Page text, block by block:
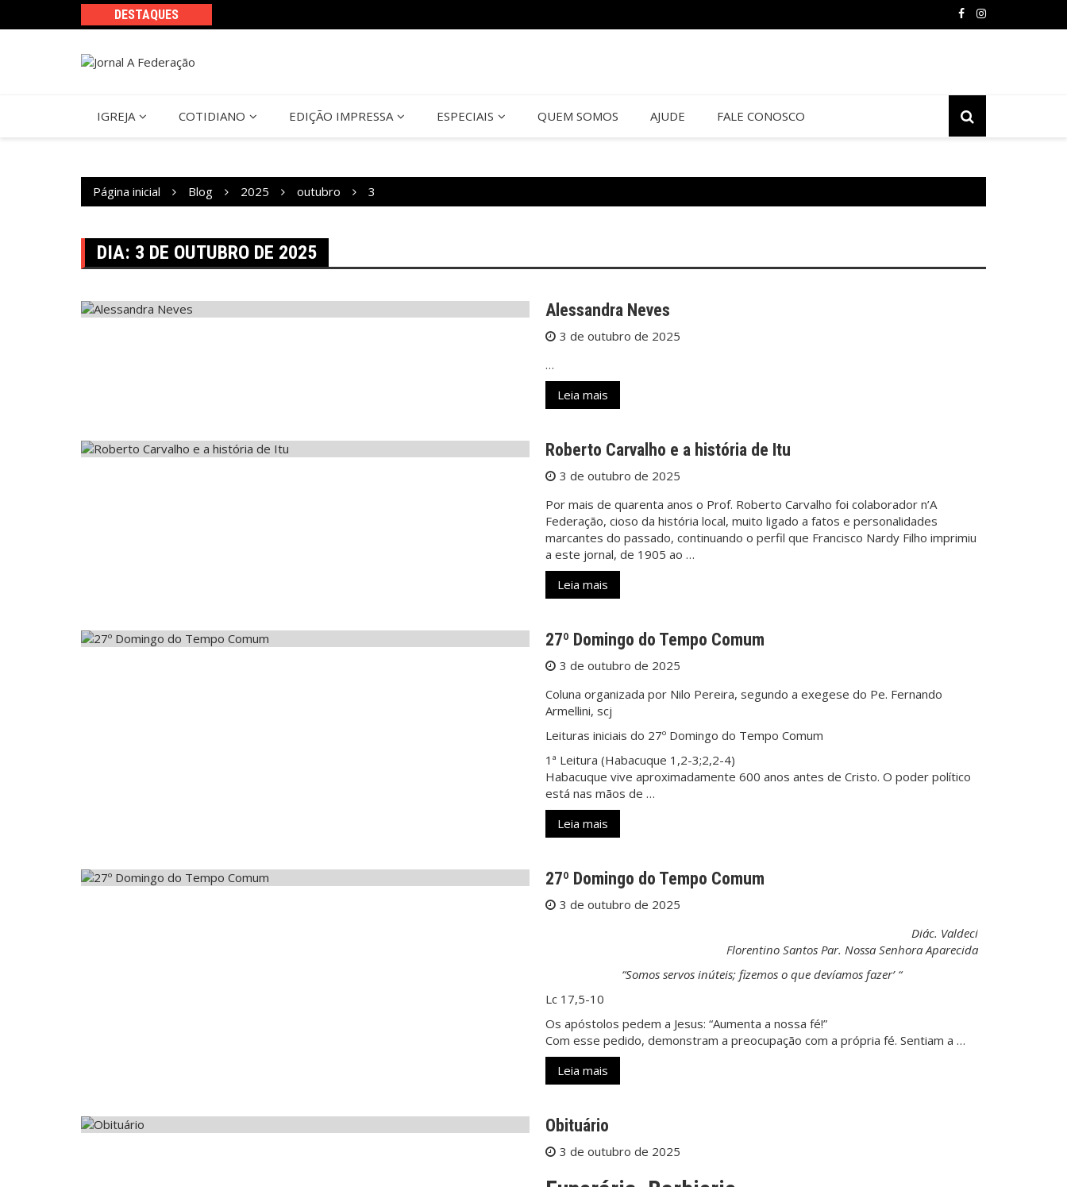
DESTAQUES
IGREJA COTIDIANO EDIÇÃO IMPRESSA ESPECIAIS QUEM SOMOS AJUDE FALE CONOSCO
Página inicial Blog 2025 outubro 3
DIA: 3 DE OUTUBRO DE 2025
Alessandra Neves
3 de outubro de 2025
…
Leia mais
Roberto Carvalho e a história de Itu
3 de outubro de 2025
Por mais de quarenta anos o Prof. Roberto Carvalho foi colaborador n’A
Federação, cioso da história local, muito ligado a fatos e personalidades
marcantes do passado, continuando o perfil que Francisco Nardy Filho imprimiu
a este jornal, de 1905 ao …
Leia mais
27º Domingo do Tempo Comum
3 de outubro de 2025
Coluna organizada por Nilo Pereira, segundo a exegese do Pe. Fernando
Armellini, scj
Leituras iniciais do 27º Domingo do Tempo Comum
1ª Leitura (Habacuque 1,2-3;2,2-4)
Habacuque vive aproximadamente 600 anos antes de Cristo. O poder político
está nas mãos de …
Leia mais
27º Domingo do Tempo Comum
3 de outubro de 2025
Diác. Valdeci
Florentino Santos Par. Nossa Senhora Aparecida
“Somos servos inúteis; fizemos o que devíamos fazer’ “
Lc 17,5-10
Os apóstolos pedem a Jesus: “Aumenta a nossa fé!”
Com esse pedido, demonstram a preocupação com a própria fé. Sentiam a …
Leia mais
Obituário
3 de outubro de 2025